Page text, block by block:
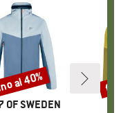
OF SWEDEN
al 40%